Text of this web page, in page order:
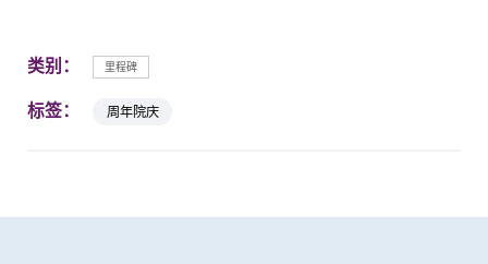
类别： 里程碑
标签： 周年院庆